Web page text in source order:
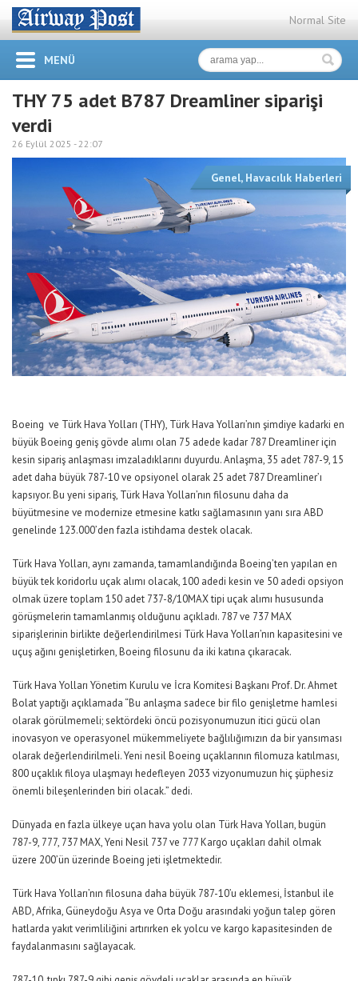
Normal Site
MENÜ
THY 75 adet B787 Dreamliner siparişi
verdi
26 Eylül 2025 -22:07
Genel, Havacılık Haberleri
Boeing ve Türk Hava Yolları (THY), Türk Hava Yolları’nın şimdiye kadarki en
büyük Boeing geniş gövde alımı olan 75 adede kadar 787 Dreamliner için
kesin sipariş anlaşması imzaladıklarını duyurdu. Anlaşma, 35 adet 787-9, 15
adet daha büyük 787-10 ve opsiyonel olarak 25 adet 787 Dreamliner’ı
kapsıyor. Bu yeni sipariş, Türk Hava Yolları’nın filosunu daha da
büyütmesine ve modernize etmesine katkı sağlamasının yanı sıra ABD
genelinde 123.000’den fazla istihdama destek olacak.
Türk Hava Yolları, aynı zamanda, tamamlandığında Boeing’ten yapılan en
büyük tek koridorlu uçak alımı olacak, 100 adedi kesin ve 50 adedi opsiyon
olmak üzere toplam 150 adet 737-8/10MAX tipi uçak alımı hususunda
görüşmelerin tamamlanmış olduğunu açıkladı. 787 ve 737 MAX
siparişlerinin birlikte değerlendirilmesi Türk Hava Yolları’nın kapasitesini ve
uçuş ağını genişletirken, Boeing filosunu da iki katına çıkaracak.
Türk Hava Yolları Yönetim Kurulu ve İcra Komitesi Başkanı Prof. Dr. Ahmet
Bolat yaptığı açıklamada “Bu anlaşma sadece bir filo genişletme hamlesi
olarak görülmemeli; sektördeki öncü pozisyonumuzun itici gücü olan
inovasyon ve operasyonel mükemmeliyete bağlılığımızın da bir yansıması
olarak değerlendirilmeli. Yeni nesil Boeing uçaklarının filomuza katılması,
800 uçaklık filoya ulaşmayı hedefleyen 2033 vizyonumuzun hiç şüphesiz
önemli bileşenlerinden biri olacak.” dedi.
Dünyada en fazla ülkeye uçan hava yolu olan Türk Hava Yolları, bugün
787-9, 777, 737 MAX, Yeni Nesil 737 ve 777 Kargo uçakları dahil olmak
üzere 200’ün üzerinde Boeing jeti işletmektedir.
Türk Hava Yolları’nın filosuna daha büyük 787-10’u eklemesi, İstanbul ile
ABD, Afrika, Güneydoğu Asya ve Orta Doğu arasındaki yoğun talep gören
hatlarda yakıt verimliliğini artırırken ek yolcu ve kargo kapasitesinden de
faydalanmasını sağlayacak.